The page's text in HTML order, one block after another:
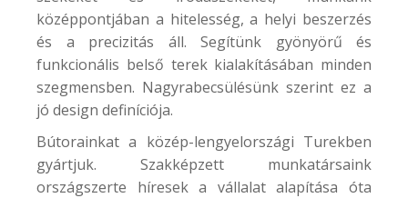
középpontjában a hitelesség, a helyi beszerzés
és a precizitás áll. Segítünk gyönyörű és
funkcionális belső terek kialakításában minden
szegmensben. Nagyrabecsülésünk szerint ez a
jó design definíciója.
Bútorainkat a közép-lengyelországi Turekben
gyártjuk. Szakképzett munkatársaink
országszerte híresek a vállalat alapítása óta